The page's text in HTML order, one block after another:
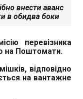
внести аванс
в обидва боки
перевізника
на Поштомати.
відповідно
на вантажне